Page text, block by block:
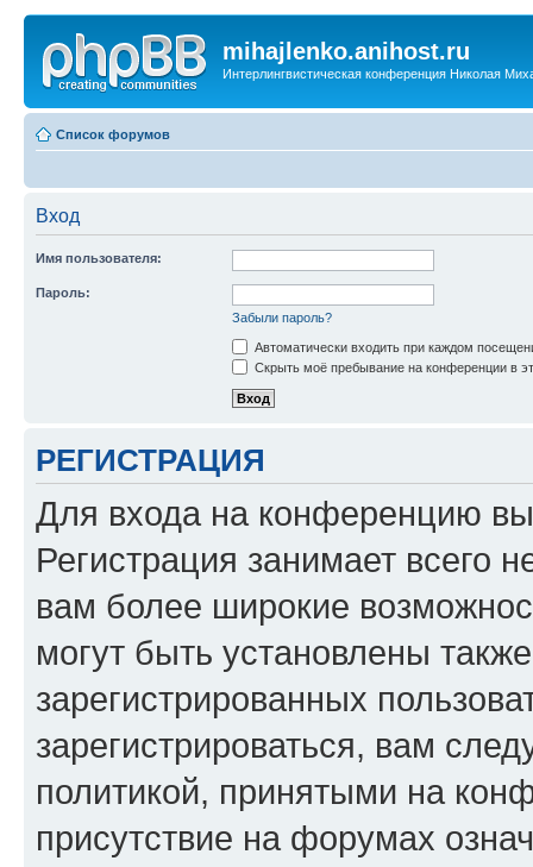
mihajlenko.anihost.ru
Интерлингвистическая конференция Николая
Список форумов
Вход
Имя пользователя:
Пароль:
Забыли пароль?
Автоматически входить при каждом
Скрыть моё пребывание на конференции в
РЕГИСТРАЦИЯ
Для входа на конференцию
Регистрация занимает всего
вам более широкие
могут быть установлены
зарегистрированных
зарегистрироваться, вам
политикой, принятыми на
присутствие на форумах